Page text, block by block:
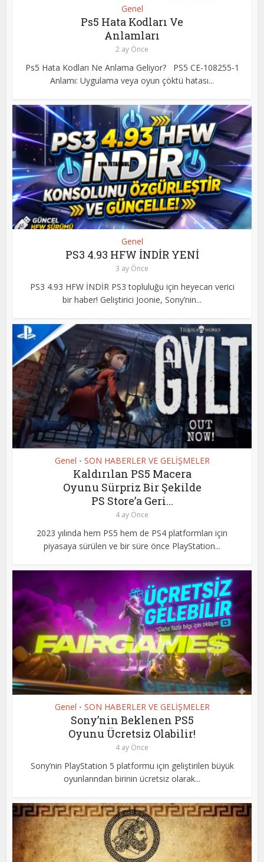
Genel
Ps5 Hata Kodları Ve
Anlamları
2 ay Önce
Ps5 Hata Kodları Ne Anlama Geliyor? PS5 CE-108255-1
Anlamı: Uygulama veya oyun çöktü hatası...
Genel
PS3 4.93 HFW İNDİR YENİ
3 ay Önce
PS3 4.93 HFW İNDİR PS3 topluluğu için heyecan verici
bir haber! Geliştirici Joonie, Sony’nin...
Genel • SON HABERLER VE GELİŞMELER
Kaldırılan PS5 Macera
Oyunu Sürpriz Bir Şekilde
PS Store’a Geri...
4 ay Önce
2023 yılında hem PS5 hem de PS4 platformları için
piyasaya sürülen ve bir süre önce PlayStation...
Genel • SON HABERLER VE GELİŞMELER
Sony’nin Beklenen PS5
Oyunu Ücretsiz Olabilir!
4 ay Önce
Sony’nin PlayStation 5 platformu için geliştirilen büyük
oyunlarından birinin ücretsiz olarak...